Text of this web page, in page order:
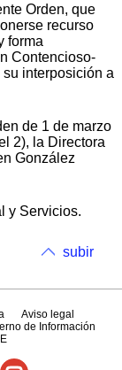
Orden, que
recurso
forma
Contencioso-
interposición a
de 1 de marzo
2), la Directora
González
y Servicios.
subir
Aviso legal
de Información